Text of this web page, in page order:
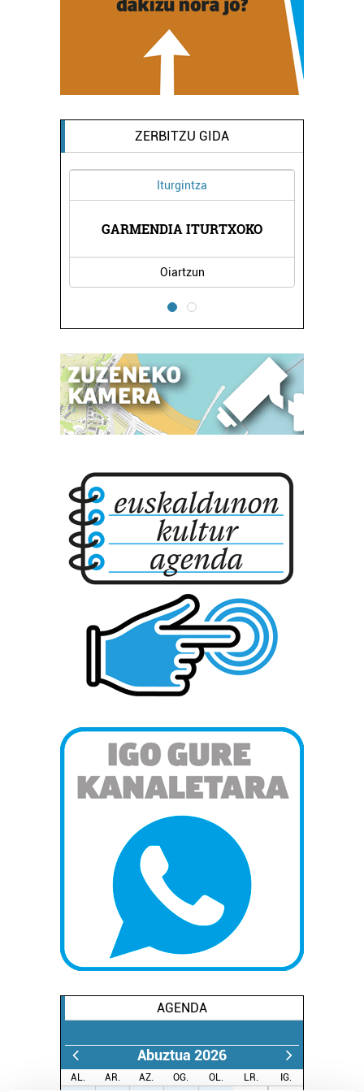
ZERBITZU GIDA
Iturgintza
GARMENDIA ITURTXOKO
Oiartzun
AGENDA
Abuztua 2026
AL. AR. AZ. OG. OL. LR.
IG.